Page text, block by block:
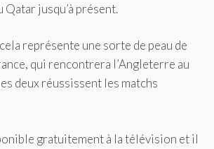
jusqu’à présent.
représente une sorte de peau de
qui rencontrera l’Angleterre au
deux réussissent les matchs
gratuitement à la télévision et il